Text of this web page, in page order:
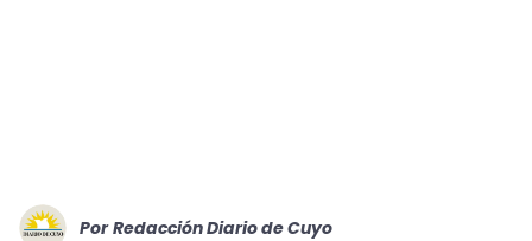
Por Redacción Diario de Cuyo